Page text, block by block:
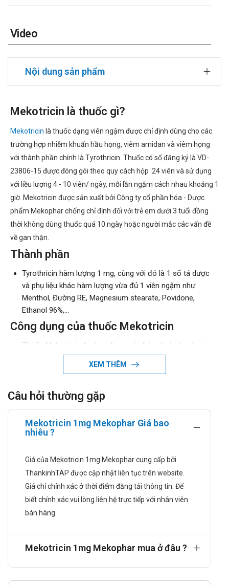
Video
Nội dung sản phẩm
Mekotricin là thuốc gì?
Mekotricin là thuốc dạng viên ngậm được chỉ định dùng cho các
trường hợp nhiễm khuẩn hầu họng, viêm amidan và viêm họng
với thành phần chính là Tyrothricin. Thuốc có số đăng ký là VD-
23806-15 được đóng gói theo quy cách hộp 24 viên và sử dụng
với liều lượng 4 - 10 viên/ ngày, mỗi lần ngậm cách nhau khoảng 1
giờ. Mekotricin được sản xuất bởi Công ty cổ phần hóa - Dược
phẩm Mekophar chống chỉ định đối với trẻ em dưới 3 tuổi đồng
thời không dùng thuốc quá 10 ngày hoặc người mắc các vấn đề
về gan thận.
Thành phần
Tyrothricin hàm lượng 1 mg, cùng với đó là 1 số tá dược
và phụ liệu khác hàm lượng vừa đủ 1 viên ngậm như
Menthol, Đường RE, Magnesium stearate, Povidone,
Ethanol 96%,...
Công dụng của thuốc Mekotricin
Thuốc Mekotricin thường được các bác sĩ và chuyên gia y
tế chỉ định cho những trường hợp bệnh nhân mắc các
nhiễm khuẩn hầu họng, điển hình là viêm amidan, viêm
Hướng dẫn sử dụng
Liều dùng và cách dùng
Ngậm khoảng 4 – 10 viên 1 ngày, nên ngậm các viên
cách nhau khoảng 1 giờ.
Cách dùng
Thuốc dùng ngậm
Tuyệt đối không sử dụng thuốc Mekotricin cho những
trường hợp trẻ em dưới 3 tuổi, người quá mẫn cảm với
Tyrothricin, Magnesium stearate, Povidone, Ethanol,
Menthol, Đường RE, ...hay bất kì thành phần nào của thuốc
XEM THÊM
Câu hỏi thường gặp
Mekotricin 1mg Mekophar Giá bao
nhiêu ?
Giá của Mekotricin 1mg Mekophar cung cấp bởi
ThankinhTAP được cập nhật liên tục trên website.
Giá chỉ chỉnh xác ở thời điểm đăng tải thông tin. Để
biết chính xác vui lòng liên hệ trực tiếp với nhân viên
bán hàng.
Mekotricin 1mg Mekophar mua ở đâu ?